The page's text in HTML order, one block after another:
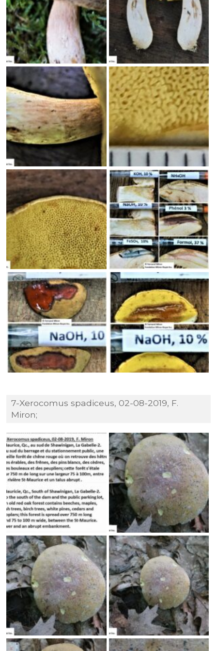
7-Xerocomus spadiceus, 02-08-2019, F.
Miron;